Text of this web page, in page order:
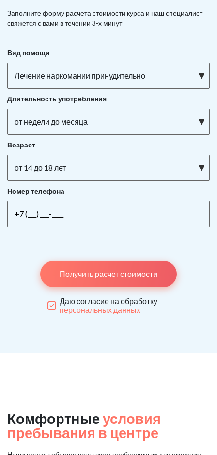
Заполните форму расчета стоимости курса и наш специалист
свяжется с вами в течении 3-х минут
Вид помощи
Лечение наркомании принудительно
Длительность употребления
от недели до месяца
Возраст
от 14 до 18 лет
Номер телефона
Получить расчет стоимости
Даю согласие на обработку
персональных данных
Комфортные условия
пребывания в центре